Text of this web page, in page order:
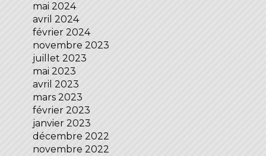
mai 2024
avril 2024
février 2024
novembre 2023
juillet 2023
mai 2023
avril 2023
mars 2023
février 2023
janvier 2023
décembre 2022
novembre 2022